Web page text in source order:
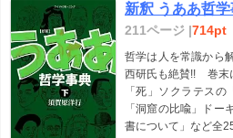
新釈 うああ哲
211ページ |714pt
哲学は人を常識から
西研氏も絶賛!! 巻末
「死」ソクラテス
「洞窟の比喩」ド
書について」など全25